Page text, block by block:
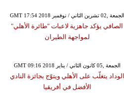
GMT 17:54 2018 الجمعة ,02 تشرين الثاني / نوفمبر
الصافي يؤكد جاهزية لاعبات "طائرة الأهلي"
لمواجهة الطيران
GMT 09:16 2018 الجمعة ,05 كانون الثاني / يناير
الوداد يتغلّب على الأهلي ويتوّج بجائزة النادي
الأفضل في أفريقيا